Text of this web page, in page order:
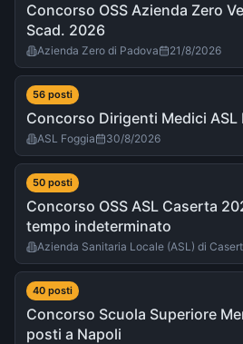
Concorso OSS Azienda Zero
Scad. 2026
Azienda Zero di Padova 21/8/2026
56 posti
Concorso Dirigenti Medici ASL
ASL Foggia 30/8/2026
50 posti
Concorso OSS ASL Caserta
tempo indeterminato
Azienda Sanitaria Locale (ASL) di
40 posti
Concorso Scuola Superiore
posti a Napoli